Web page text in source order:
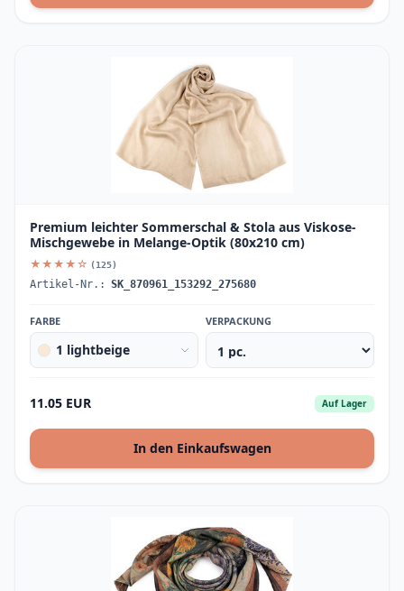
Premium leichter Sommerschal & Stola aus Viskose-
Mischgewebe in Melange-Optik (80x210 cm)
★★★★☆ (125)
Artikel-Nr.: SK_870961_153292_275680
FARBE
1 lightbeige
VERPACKUNG
11.05 EUR Auf Lager
In den Einkaufswagen